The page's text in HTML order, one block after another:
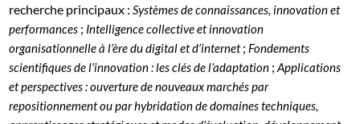
recherche principaux : Systèmes de connaissances, innovation et
performances ; Intelligence collective et innovation
organisationnelle à l’ère du digital et d’internet; Fondements
scientifiques de l’innovation : les clés de l’adaptation ;Applications
et perspectives : ouverture de nouveaux marchés par
repositionnement ou par hybridation de domaines techniques,